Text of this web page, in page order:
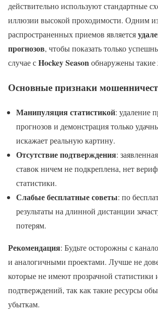
действительно используют стандартные
иллюзии высокой проходимости. Одним
распространенных приемов является
прогнозов, чтобы показать только
случае сHockey Seasonобнаружены
Основные признаки
Манипуляция статистикой: удаление
прогнозов и демонстрация только
искажает реальную картину.
Отсутствие подтверждения:
ставок ничем не подкреплена, нет
статистики.
Слабые бесплатные советы: по
результаты на длинной дистанции
потерям.
Рекомендация: Будьте осторожны с
и аналогичными проектами. Лучше не
которые не имеют прозрачной
подтверждений, так как такие ресурсы
убыткам.